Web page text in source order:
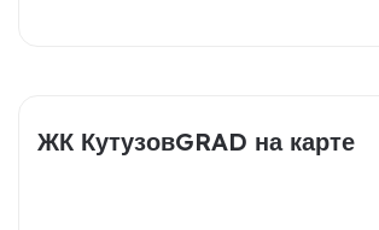
ЖК КутузовGRAD на карте